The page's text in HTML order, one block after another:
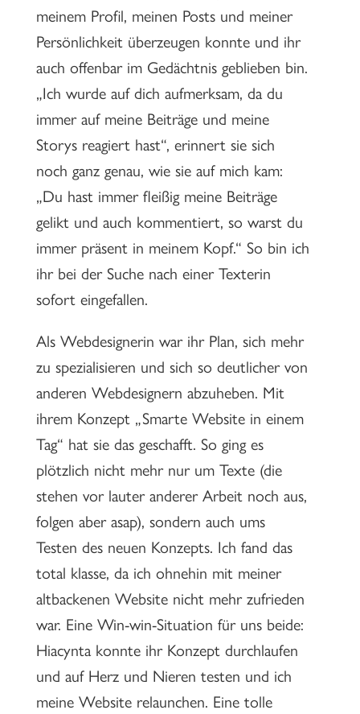
meinem Profil, meinen Posts und meiner
Persönlichkeit überzeugen konnte und ihr
auch offenbar im Gedächtnis geblieben bin.
„Ich wurde auf dich aufmerksam, da du
immer auf meine Beiträge und meine
Storys reagiert hast“, erinnert sie sich
noch ganz genau, wie sie auf mich kam:
„Du hast immer fleißig meine Beiträge
gelikt und auch kommentiert, so warst du
immer präsent in meinem Kopf.“ So bin ich
ihr bei der Suche nach einer Texterin
sofort eingefallen.
Als Webdesignerin war ihr Plan, sich mehr
zu spezialisieren und sich so deutlicher von
anderen Webdesignern abzuheben. Mit
ihrem Konzept „Smarte Website in einem
Tag“ hat sie das geschafft. So ging es
plötzlich nicht mehr nur um Texte (die
stehen vor lauter anderer Arbeit noch aus,
folgen aber asap), sondern auch ums
Testen des neuen Konzepts. Ich fand das
total klasse, da ich ohnehin mit meiner
altbackenen Website nicht mehr zufrieden
war. Eine Win-win-Situation für uns beide:
Hiacynta konnte ihr Konzept durchlaufen
und auf Herz und Nieren testen und ich
meine Website relaunchen. Eine tolle